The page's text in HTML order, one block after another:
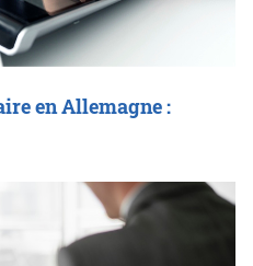
en Allemagne :